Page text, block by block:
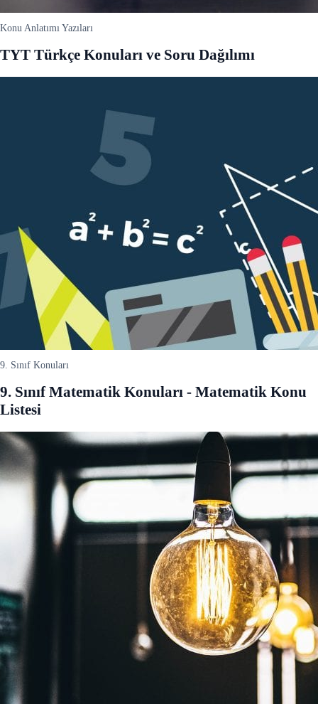
Konu Anlatımı Yazıları
TYT Türkçe Konuları ve Soru Dağılımı
9. Sınıf Konuları
9. Sınıf Matematik Konuları - Matematik Konu
Listesi